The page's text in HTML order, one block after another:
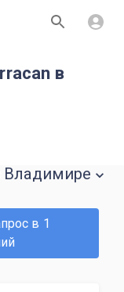
в
Владимире
в 1